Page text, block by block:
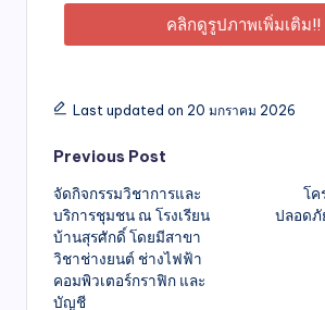
คลิกดูรูปภาพเพิ่มเติม!!
Last updated on 20 มกราคม 2026
Previous Post
จัดกิจกรรมวิชาการและ
บริการชุมชน ณ โรงเรียน
บ้านสุรศักดิ์ โดยมีสาขา
วิชาช่างยนต์ ช่างไฟฟ้า
คอมพิวเตอร์กราฟิก และ
บัญชี
โค
ปลอดภั